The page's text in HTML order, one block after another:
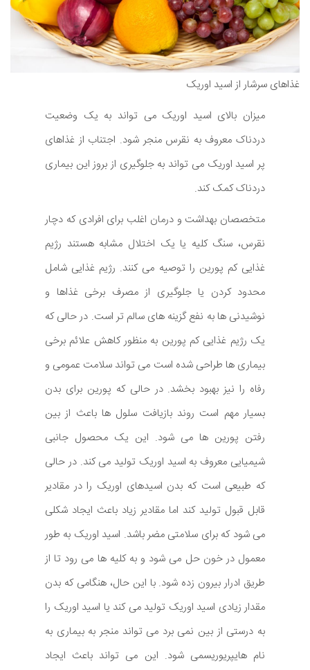
غذاهای سرشار از اسید اوریک
میزان بالای اسید اوریک می تواند به یک وضعیت
دردناک معروف به نقرس منجر شود. اجتناب از غذاهای
پر اسید اوریک می تواند به جلوگیری از بروز این بیماری
دردناک کمک کند.
متخصصان بهداشت و درمان اغلب برای افرادی که دچار
نقرس، سنگ کلیه یا یک اختلال مشابه هستند رژیم
غذایی کم پورین را توصیه می کنند. رژیم غذایی شامل
محدود کردن یا جلوگیری از مصرف برخی غذاها و
نوشیدنی ها به نفع گزینه های سالم تر است. در حالی که
یک رژیم غذایی کم پورین به منظور کاهش علائم برخی
بیماری ها طراحی شده است می تواند سلامت عمومی و
رفاه را نیز بهبود بخشد. در حالی که پورین برای بدن
بسیار مهم است روند بازیافت سلول ها باعث از بین
رفتن پورین ها می شود. این یک محصول جانبی
شیمیایی معروف به اسید اوریک تولید می کند. در حالی
که طبیعی است که بدن اسیدهای اوریک را در مقادیر
قابل قبول تولید کند اما مقادیر زیاد باعث ایجاد شکلی
می شود که برای سلامتی مضر باشد. اسید اوریک به طور
معمول در خون حل می شود و به کلیه ها می رود تا از
طریق ادرار بیرون زده شود. با این حال، هنگامی که بدن
مقدار زیادی اسید اوریک تولید می کند یا اسید اوریک را
به درستی از بین نمی برد می تواند منجر به بیماری به
نام هایپریوریسمی شود. این می تواند باعث ایجاد